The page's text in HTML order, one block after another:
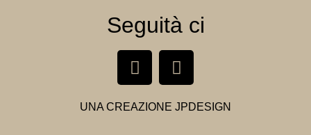
Seguità ci
UNA CREAZIONE JPDESIGN